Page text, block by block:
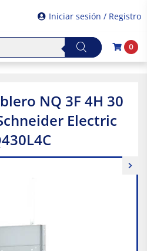
Iniciar sesión / Registro
0
NQ 3F 4H 30
Electric